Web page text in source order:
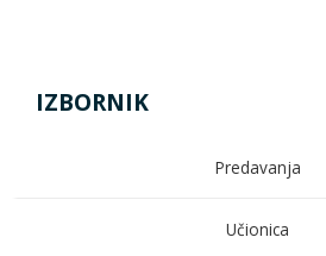
IZBORNIK
Predavanja
Učionica